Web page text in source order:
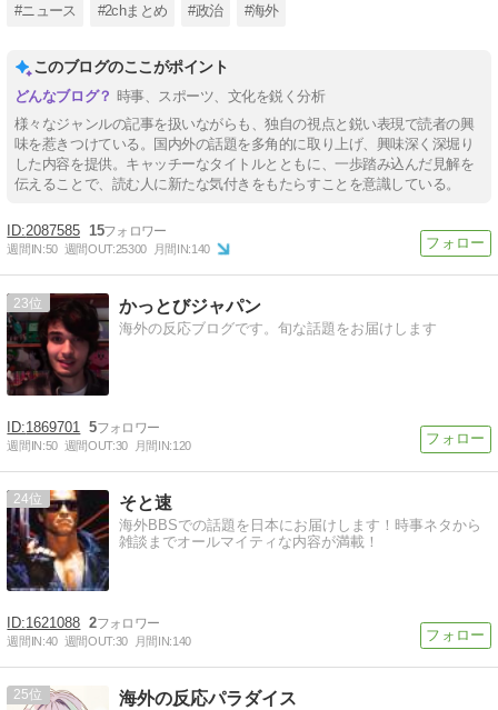
#ニュース #2chまとめ #政治 #海外
このブログのここがポイント
時事、スポーツ、文化を鋭く分析
様々なジャンルの記事を扱いながらも、独自の視点と鋭い表現で読者の興
味を惹きつけている。国内外の話題を多角的に取り上げ、興味深く深堀り
した内容を提供。キャッチーなタイトルとともに、一歩踏み込んだ見解を
伝えることで、読む人に新たな気付きをもたらすことを意識している。
2087585 15
週間IN:50 週間OUT:25300 月間IN:140
23 かっとびジャパン
海外の反応ブログです。旬な話題をお届けします
1869701 5
週間IN:50 週間OUT:30 月間IN:120
24 そと速
海外BBSでの話題を日本にお届けします！時事ネタから
雑談までオールマイティな内容が満載！
1621088 2
週間IN:40 週間OUT:30 月間IN:140
25 海外の反応パラダイス